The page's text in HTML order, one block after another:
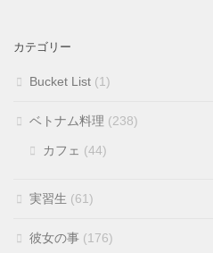
カテゴリー
Bucket List (1)
ベトナム料理 (238)
カフェ (44)
実習生 (61)
彼女の事 (176)